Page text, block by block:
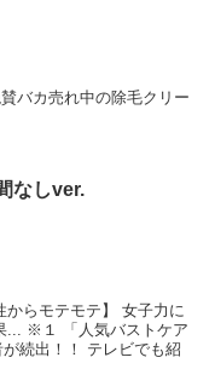
バカ売れ中の除毛クリー
なしver.
からモテモテ】 女子力に
... ※１ 「人気バストケア
続出！！ テレビでも紹